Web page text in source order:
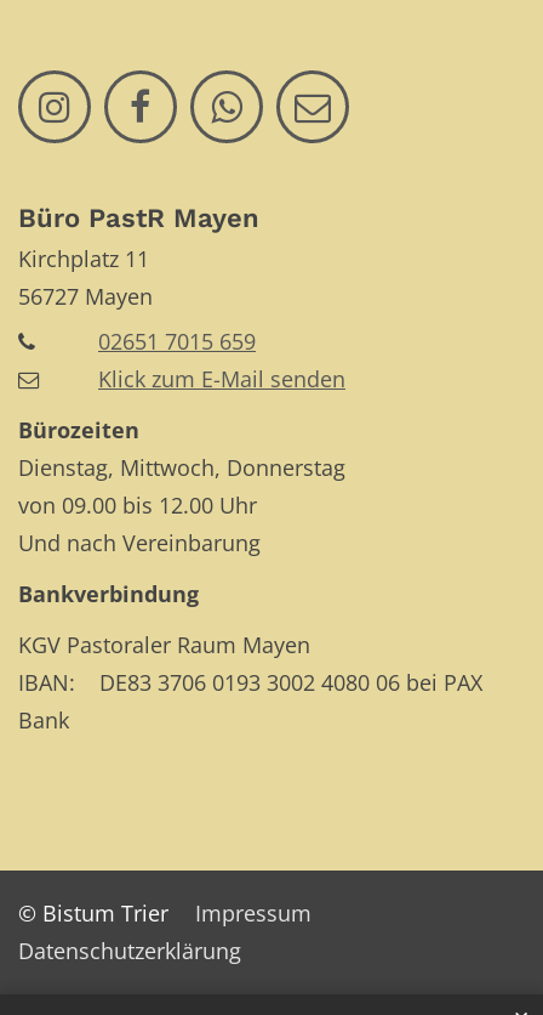
Büro PastR Mayen
Kirchplatz 11
56727 Mayen
02651 7015 659
Klick zum E-Mail senden
Bürozeiten
Dienstag, Mittwoch, Donnerstag
von 09.00 bis 12.00 Uhr
Und nach Vereinbarung
Bankverbindung
KGV Pastoraler Raum Mayen
IBAN: DE83 3706 0193 3002 4080 06 bei PAX
Bank
© Bistum Trier
Impressum
Datenschutzerklärung